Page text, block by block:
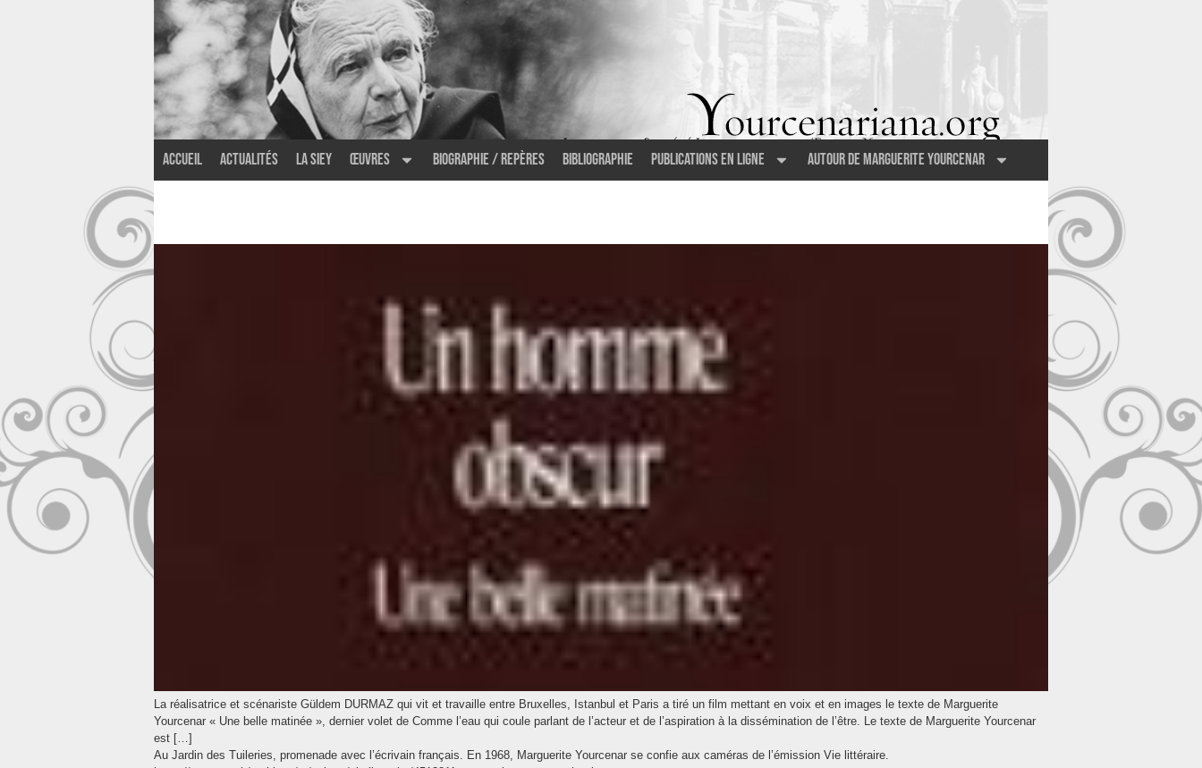
Accueil Actualités La SIEY Œuvres Biographie / Repères Bibliographie Publications en ligne Autour de Marguerite Yourcenar
La réalisatrice et scénariste Güldem DURMAZ qui vit et travaille entre Bruxelles, Istanbul et Paris a tiré un film mettant en voix et en images le texte de Marguerite
Yourcenar « Une belle matinée », dernier volet de Comme l’eau qui coule parlant de l’acteur et de l’aspiration à la dissémination de l’être. Le texte de Marguerite Yourcenar
est […]
Au Jardin des Tuileries, promenade avec l’écrivain français. En 1968, Marguerite Yourcenar se confie aux caméras de l’émission Vie littéraire.